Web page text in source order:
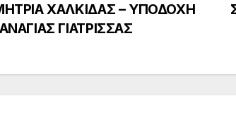
ΧΑΛΚΙΔΑΣ – ΥΠΟΔΟΧΗ
ΓΙΑΤΡΙΣΣΑΣ